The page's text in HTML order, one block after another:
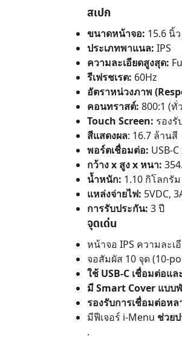
สเปก
ขนาดหน้าจอ: 15.6 นิ้ว
ประเภทพาแนล: IPS
ความละเอียดสูงสุด:
รีเฟรชเรต: 60Hz
อัตราหน่วงภาพ
คอนทราสต์: 800:1 (ทั่
Touch Screen: รองรั
สีแสดงผล: 16.7 ล้านสี
พอร์ตเชื่อมต่อ: USB-
กว้าง x สูง x หนา:
น้ำหนัก: 1.10 กิโลกรัม
แหล่งจ่ายไฟ: 5VDC,
การรับประกัน: 3 ปี
จุดเด่น
หน้าจอ IPS ความละเ
จอสัมผัส 10 จุด (10-
ใช้ USB-C เชื่อมต่อแ
มี Smart Cover แบบ
รองรับการเชื่อมต่อห
มีฟีเจอร์ i-Menu ช่วย
.